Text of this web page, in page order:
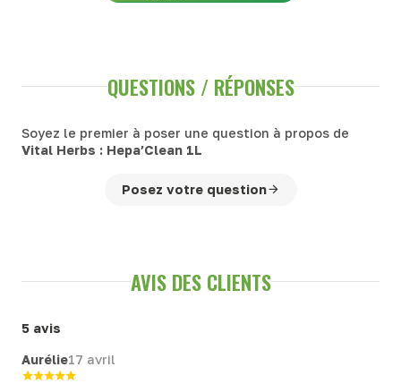
QUESTIONS / RÉPONSES
Soyez le premier à poser une question à propos de
Vital Herbs : Hepa’Clean 1L
Posez votre question
AVIS DES CLIENTS
5 avis
Aurélie17 avril